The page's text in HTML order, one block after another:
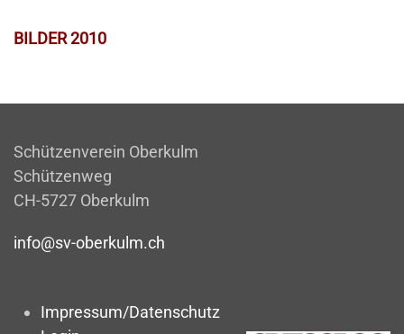
BILDER 2010
Schützenverein Oberkulm
Schützenweg
CH-5727 Oberkulm
info@sv-oberkulm.ch
Impressum/Datenschutz